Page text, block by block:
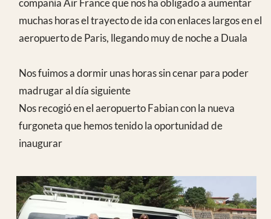
carretera en el puerto de la Falaise y que están
empezando a reabrir con unos caminos de tierra, de